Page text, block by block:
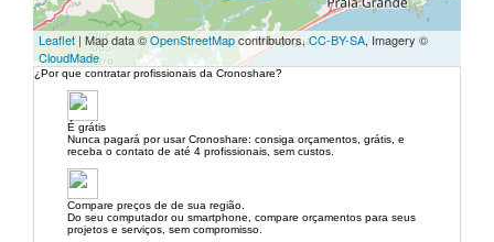
Leaflet | Map data ©OpenStreetMapcontributors,CC-BY-SA, Imagery ©
CloudMade
¿Por que contratar profissionais da Cronoshare?
É grátis
Nunca pagará por usar Cronoshare: consiga orçamentos, grátis, e
receba o contato de até 4 profissionais, sem custos.
Compare preços de de sua região.
Do seu computador ou smartphone, compare orçamentos para seus
projetos e serviços, sem compromisso.